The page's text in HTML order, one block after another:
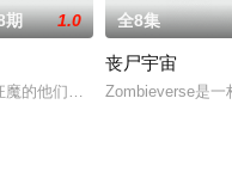
期 1.0
魔的他们现在过得怎么样？事
全8集
丧尸宇宙
Zombieverse是一